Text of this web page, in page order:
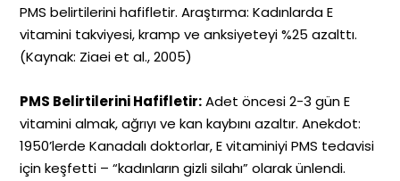
PMS belirtilerini hafifletir. Araştırma: Kadınlarda E
vitamini takviyesi, kramp ve anksiyeteyi %25 azalttı.
(Kaynak: Ziaei et al., 2005)
PMS Belirtilerini Hafifletir:Adet öncesi 2-3 gün E
vitamini almak, ağrıyı ve kan kaybını azaltır. Anekdot:
1950’lerde Kanadalı doktorlar, E vitaminiyi PMS tedavisi
için keşfetti – “kadınların gizli silahı” olarak ünlendi.